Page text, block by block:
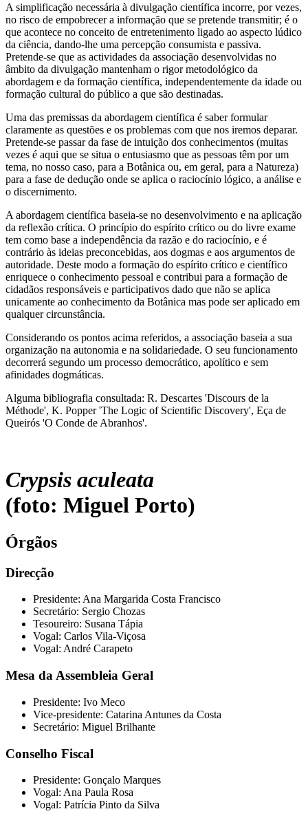
A simplificação necessária à divulgação científica incorre, por vezes,
no risco de empobrecer a informação que se pretende transmitir; é o
que acontece no conceito de entretenimento ligado ao aspecto lúdico
da ciência, dando-lhe uma percepção consumista e passiva.
Pretende-se que as actividades da associação desenvolvidas no
âmbito da divulgação mantenham o rigor metodológico da
abordagem e da formação científica, independentemente da idade ou
formação cultural do público a que são destinadas.
Uma das premissas da abordagem científica é saber formular
claramente as questões e os problemas com que nos iremos deparar.
Pretende-se passar da fase de intuição dos conhecimentos (muitas
vezes é aqui que se situa o entusiasmo que as pessoas têm por um
tema, no nosso caso, para a Botânica ou, em geral, para a Natureza)
para a fase de dedução onde se aplica o raciocínio lógico, a análise e
o discernimento.
A abordagem científica baseia-se no desenvolvimento e na aplicação
da reflexão crítica. O princípio do espírito crítico ou do livre exame
tem como base a independência da razão e do raciocínio, e é
contrário às ideias preconcebidas, aos dogmas e aos argumentos de
autoridade. Deste modo a formação do espírito crítico e científico
enriquece o conhecimento pessoal e contribui para a formação de
cidadãos responsáveis e participativos dado que não se aplica
unicamente ao conhecimento da Botânica mas pode ser aplicado em
qualquer circunstância.
Considerando os pontos acima referidos, a associação baseia a sua
organização na autonomia e na solidariedade. O seu funcionamento
decorrerá segundo um processo democrático, apolítico e sem
afinidades dogmáticas.
Alguma bibliografia consultada: R. Descartes 'Discours de la
Méthode', K. Popper 'The Logic of Scientific Discovery', Eça de
Queirós 'O Conde de Abranhos'.
Crypsis aculeata
(foto: Miguel Porto)
Órgãos
Direcção
Presidente: Ana Margarida Costa Francisco
Secretário: Sergio Chozas
Tesoureiro: Susana Tápia
Vogal: Carlos Vila-Viçosa
Vogal: André Carapeto
Mesa da Assembleia Geral
Presidente: Ivo Meco
Vice-presidente: Catarina Antunes da Costa
Secretário: Miguel Brilhante
Conselho Fiscal
Presidente: Gonçalo Marques
Vogal: Ana Paula Rosa
Vogal: Patrícia Pinto da Silva